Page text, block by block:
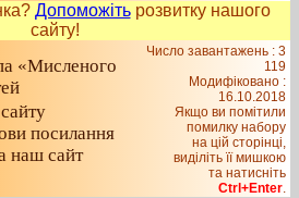
Допоможітьрозвитку нашого
сайту!
«Мисленого
посилання
наш сайт
Число завантажень : 3
119
Модифіковано :
16.10.2018
Якщо ви помітили
помилку набору
на цiй сторiнцi,
видiлiть її мишкою
та натисніть
Ctrl+Enter.